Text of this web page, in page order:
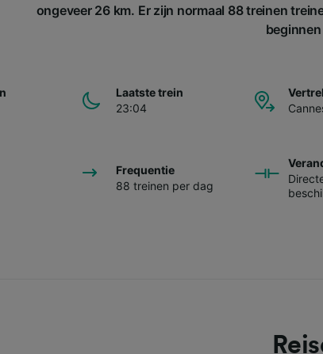
ongeveer 26 km. Er zijn normaal 88 treinen
Laatste trein
23:04
Frequentie
88 treinen per dag